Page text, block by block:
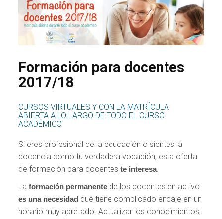
Formación para docentes
2017/18
CURSOS VIRTUALES Y CON LA MATRÍCULA
ABIERTA A LO LARGO DE TODO EL CURSO
ACADÉMICO
Si eres profesional de la educación o sientes la
docencia como tu verdadera vocación, esta oferta
de formación para docentes te interesa.
Laformación permanente de los docentes en activo
es una necesidad que tiene complicado encaje en un
horario muy apretado. Actualizar los conocimientos,